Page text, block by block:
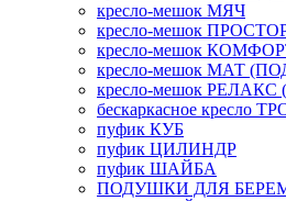
кресло-мешок МЯЧ
кресло-мешок
кресло-мешок
кресло-мешок МАТ
кресло-мешок
бескаркасное кресло
пуфик КУБ
пуфик ЦИЛИНДР
пуфик ШАЙБА
ПОДУШКИ ДЛЯ